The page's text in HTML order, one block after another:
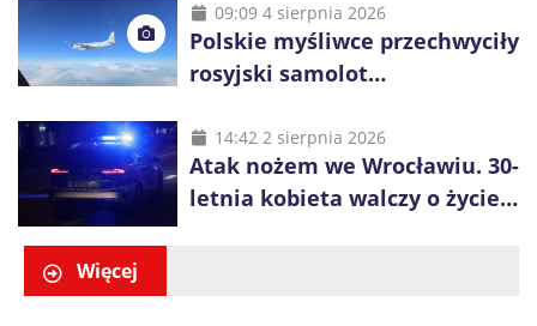
09:09 4 sierpnia 2026
Polskie myśliwce przechwyciły
rosyjski samolot
14:42 2 sierpnia 2026
Atak nożem we Wrocławiu. 30-
letnia kobieta walczy o życie,
Więcej